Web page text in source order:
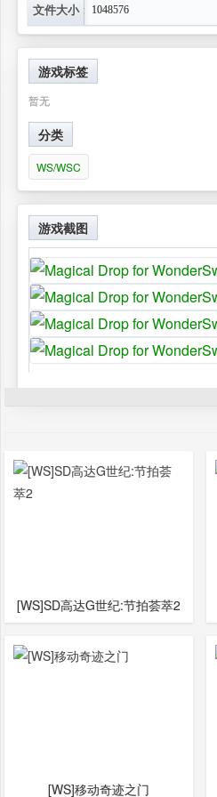
文件大小： 1048576
游戏标签
暂无
分类
WS/WSC
游戏截图
[WS]SD高达G世纪:节拍荟萃2
[WS]移动奇迹之门